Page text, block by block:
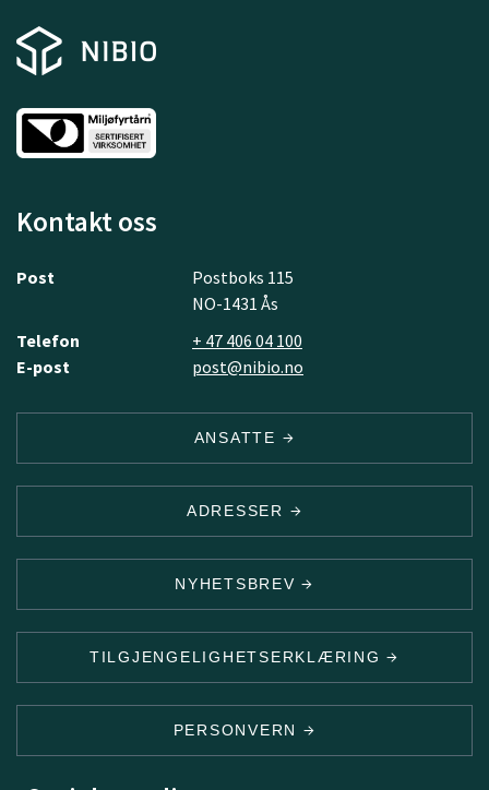
Kontakt oss
Post
Postboks 115
NO-1431 Ås
Telefon
+ 47 406 04 100
E-post
post@nibio.no
ANSATTE
ADRESSER
NYHETSBREV
TILGJENGELIGHETSERKLÆRING
PERSONVERN